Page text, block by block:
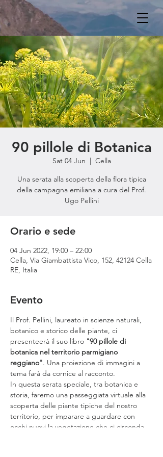
90 pillole di Botanica
Sat 04 Jun
  |
Cella
Una serata alla scoperta della flora tipica
della campagna emiliana a cura del Prof.
Ugo Pellini
Orario e sede
04 Jun 2022, 19:00 – 22:00
Cella, Via Giambattista Vico, 152, 42124 Cella
RE, Italia
Evento
Il Prof. Pellini, laureato in scienze naturali,
botanico e storico delle piante, ci
presenteerà il suo libro "90 pillole di
botanica nel territorio parmigiano
reggiano". Una proiezione di immagini a
tema farà da cornice al racconto.
In questa serata speciale, tra botanica e
storia, faremo una passeggiata virtuale alla
scoperta delle piante tipiche del nostro
territorio, per imparare a guardare con
occhi nuovi la vegetazione che ci circonda.